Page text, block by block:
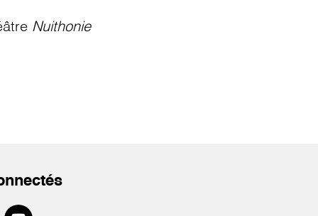
Nuithonie